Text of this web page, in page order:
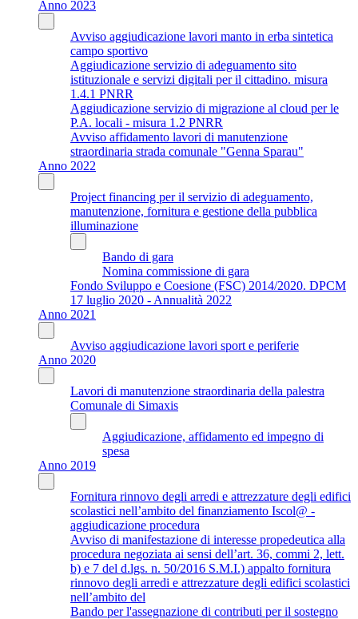
Anno 2023
Avviso aggiudicazione lavori manto in erba sintetica
campo sportivo
Aggiudicazione servizio di adeguamento sito
istituzionale e servizi digitali per il cittadino. misura
1.4.1 PNRR
Aggiudicazione servizio di migrazione al cloud per le
P.A. locali - misura 1.2 PNRR
Avviso affidamento lavori di manutenzione
straordinaria strada comunale "Genna Sparau"
Anno 2022
Project financing per il servizio di adeguamento,
manutenzione, fornitura e gestione della pubblica
illuminazione
Bando di gara
Nomina commissione di gara
Fondo Sviluppo e Coesione (FSC) 2014/2020. DPCM
17 luglio 2020 - Annualità 2022
Anno 2021
Avviso aggiudicazione lavori sport e periferie
Anno 2020
Lavori di manutenzione straordinaria della palestra
Comunale di Simaxis
Aggiudicazione, affidamento ed impegno di
spesa
Anno 2019
Fornitura rinnovo degli arredi e attrezzature degli edifici
scolastici nell’ambito del finanziamento Iscol@ -
aggiudicazione procedura
Avviso di manifestazione di interesse propedeutica alla
procedura negoziata ai sensi dell’art. 36, commi 2, lett.
b) e 7 del d.lgs. n. 50/2016 S.M.I.) appalto fornitura
rinnovo degli arredi e attrezzature degli edifici scolastici
nell’ambito del
Bando per l'assegnazione di contributi per il sostegno